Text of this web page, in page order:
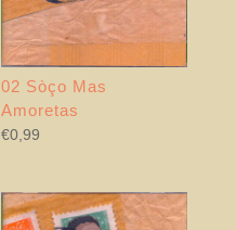
02 Sòço Mas
Amoretas
€0,99